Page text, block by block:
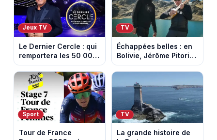
Jeux TV
Le Dernier Cercle : qui
remportera les 50 000
euros face aux
personnalités ?
TV
Échappées belles : en
Bolivie, Jérôme Pitorin
découvre un pays où
chaque sommet se
mérite
Sport
Tour de France
TV
La grande histoire de